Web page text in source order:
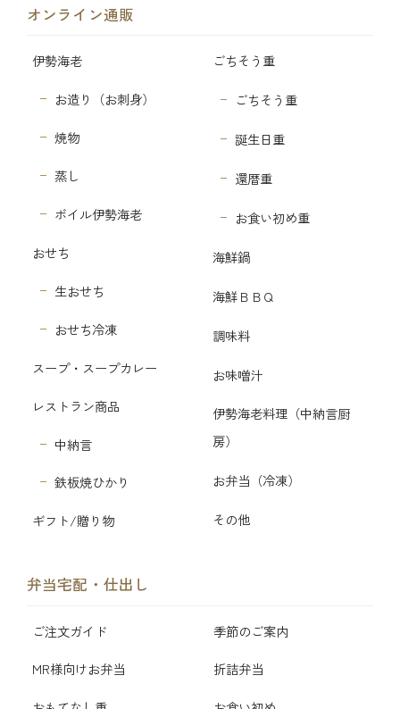
オンライン通販
伊勢海老
お造り（お刺身）
焼物
蒸し
ボイル伊勢海老
おせち
生おせち
おせち冷凍
スープ・スープカレー
レストラン商品
中納言
鉄板焼ひかり
ギフト/贈り物
ごちそう重
ごちそう重
誕生日重
還暦重
お食い初め重
海鮮鍋
海鮮ＢＢＱ
調味料
お味噌汁
伊勢海老料理（中納言厨
房）
お弁当（冷凍）
その他
弁当宅配・仕出し
ご注文ガイド 季節のご案内
MR様向けお弁当 折詰弁当